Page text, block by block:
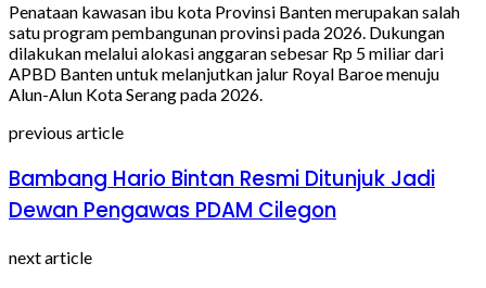
Penataan kawasan ibu kota Provinsi Banten merupakan salah
satu program pembangunan provinsi pada 2026. Dukungan
dilakukan melalui alokasi anggaran sebesar Rp 5 miliar dari
APBD Banten untuk melanjutkan jalur Royal Baroe menuju
Alun-Alun Kota Serang pada 2026.
previous article
Bambang Hario Bintan Resmi Ditunjuk Jadi
Dewan Pengawas PDAM Cilegon
next article